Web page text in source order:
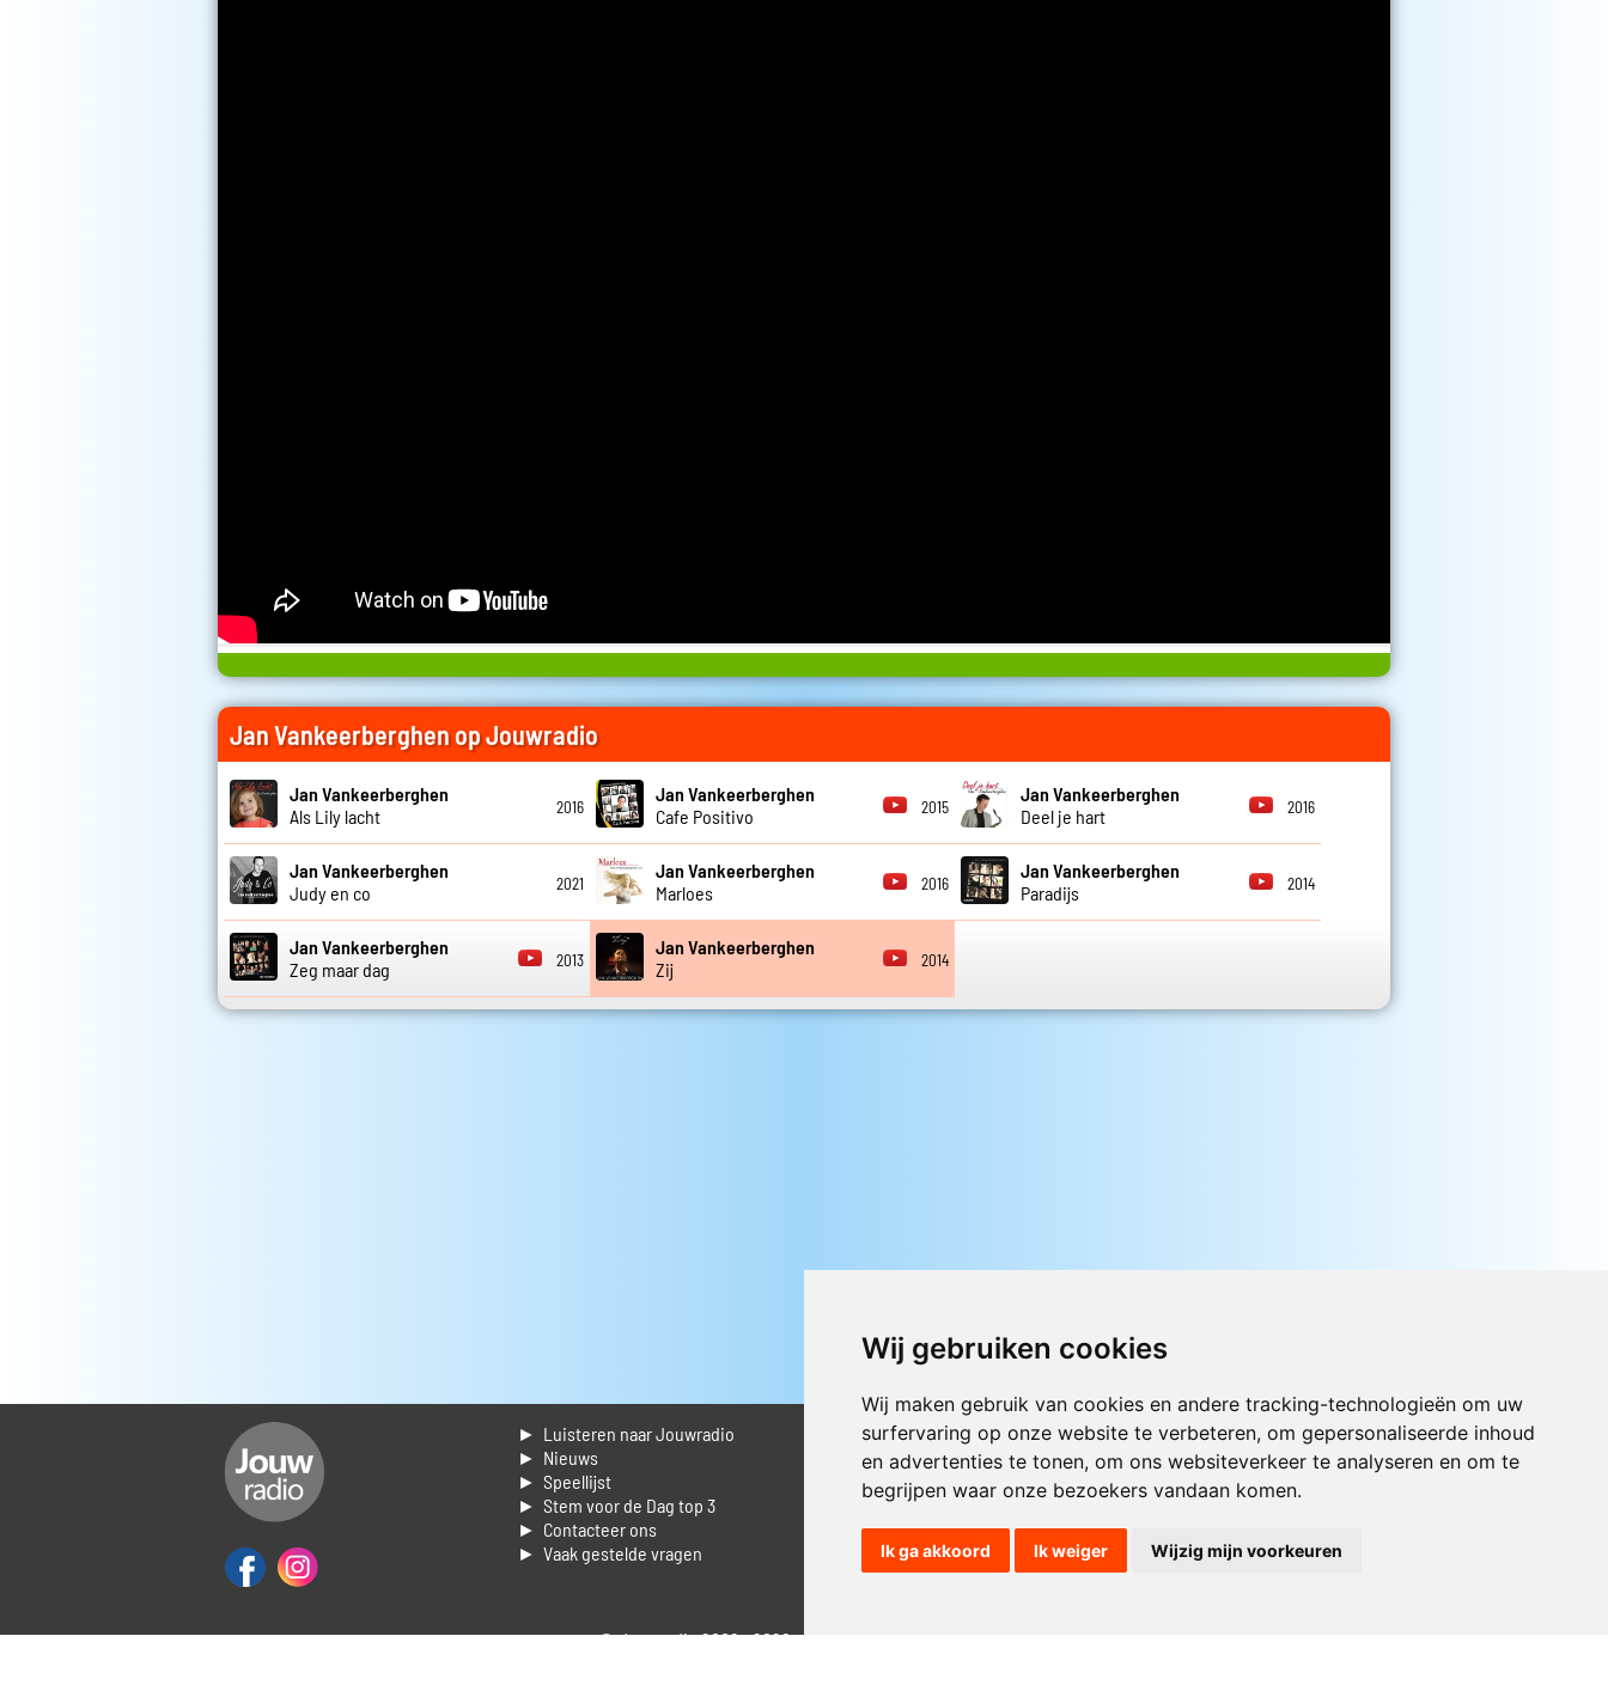
Wij gebruiken cookies
Wij maken gebruik van cookies en andere tracking-technologieën om uw
surfervaring op onze website te verbeteren, om gepersonaliseerde inhoud
en advertenties te tonen, om ons websiteverkeer te analyseren en om te
begrijpen waar onze bezoekers vandaan komen.
Ik ga akkoord Ik weiger Wijzig mijn voorkeuren
Jan Vankeerberghen op Jouwradio
Jan Vankeerberghen
Als Lily lacht
2016
Jan Vankeerberghen
Cafe Positivo
2015
Jan Vankeerberghen
Deel je hart
2016
Jan Vankeerberghen
Judy en co
2021
Jan Vankeerberghen
Marloes
2016
Jan Vankeerberghen
Paradijs
2014
Jan Vankeerberghen
Zeg maar dag
2013
Jan Vankeerberghen
Zij
2014
► Luisteren naar Jouwradio
► Nieuws
► Speellijst
► Stem voor de Dag top 3
► Contacteer ons
► Vaak gestelde vragen
► Livestream informatie
► Muziek opzoeken
► Vlaamse 100 Aller tijden
► De 50 beste van...
► Adverteren op Jouwradio
► Cookie voorkeuren wijzigen
► Privacyinformatie
Luister nu naar Jouwradio! De beste
Nederlandstalige muziek uit de lage
landen hoor je hier al 20 jaar. In
digitale kwaliteit op je laptop, tablet
of smartphone.
© Jouwradio 2006 - 2026 - alle rechten voorbehouden.